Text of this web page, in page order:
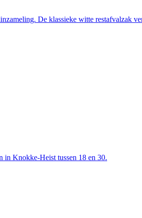
De klassieke witte restafvalzak
in Knokke-Heist tussen 18 en 30.